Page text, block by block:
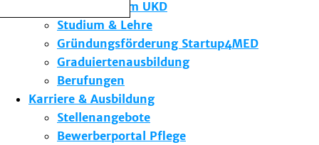
Forschung am UKD
Studium & Lehre
Gründungsförderung Startup4MED
Graduiertenausbildung
Berufungen
Karriere & Ausbildung
Stellenangebote
Bewerberportal Pflege